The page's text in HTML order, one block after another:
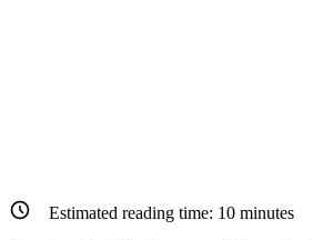
Estimated reading time: 10 minutes